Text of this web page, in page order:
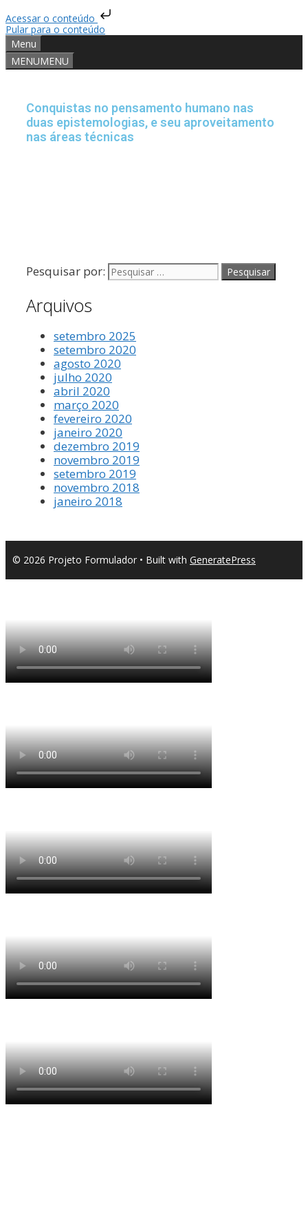
Acessar o conteúdo
Pular para o conteúdo
Menu
MENUMENU
Conquistas no pensamento humano nas
duas epistemologias, e seu aproveitamento
nas áreas técnicas
Pesquisar por:
Arquivos
setembro 2025
setembro 2020
agosto 2020
julho 2020
abril 2020
março 2020
fevereiro 2020
janeiro 2020
dezembro 2019
novembro 2019
setembro 2019
novembro 2018
janeiro 2018
© 2026 Projeto Formulador • Built with GeneratePress